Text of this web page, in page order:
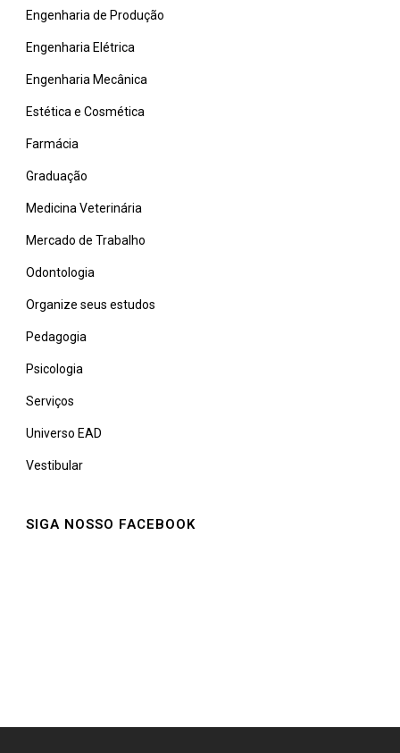
Engenharia de Produção
Engenharia Elétrica
Engenharia Mecânica
Estética e Cosmética
Farmácia
Graduação
Medicina Veterinária
Mercado de Trabalho
Odontologia
Organize seus estudos
Pedagogia
Psicologia
Serviços
Universo EAD
Vestibular
SIGA NOSSO FACEBOOK